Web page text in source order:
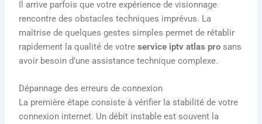
Il arrive parfois que votre expérience de visionnage
rencontre des obstacles techniques imprévus. La
maîtrise de quelques gestes simples permet de rétablir
rapidement la qualité de votreservice iptv atlas pro sans
avoir besoin d’une assistance technique complexe.
Dépannage des erreurs de connexion
La première étape consiste à vérifier la stabilité de votre
connexion internet. Un débit instable est souvent la